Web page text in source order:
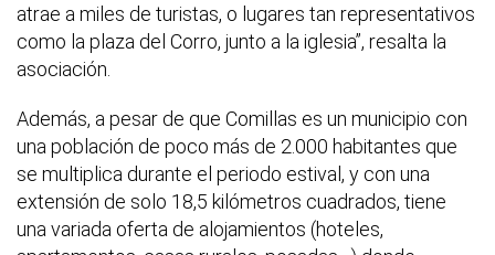
atrae a miles de turistas, o lugares tan representativos
como la plaza del Corro, junto a la iglesia”, resalta la
asociación.
Además, a pesar de que Comillas es un municipio con
una población de poco más de 2.000 habitantes que
se multiplica durante el periodo estival, y con una
extensión de solo 18,5 kilómetros cuadrados, tiene
una variada oferta de alojamientos (hoteles,